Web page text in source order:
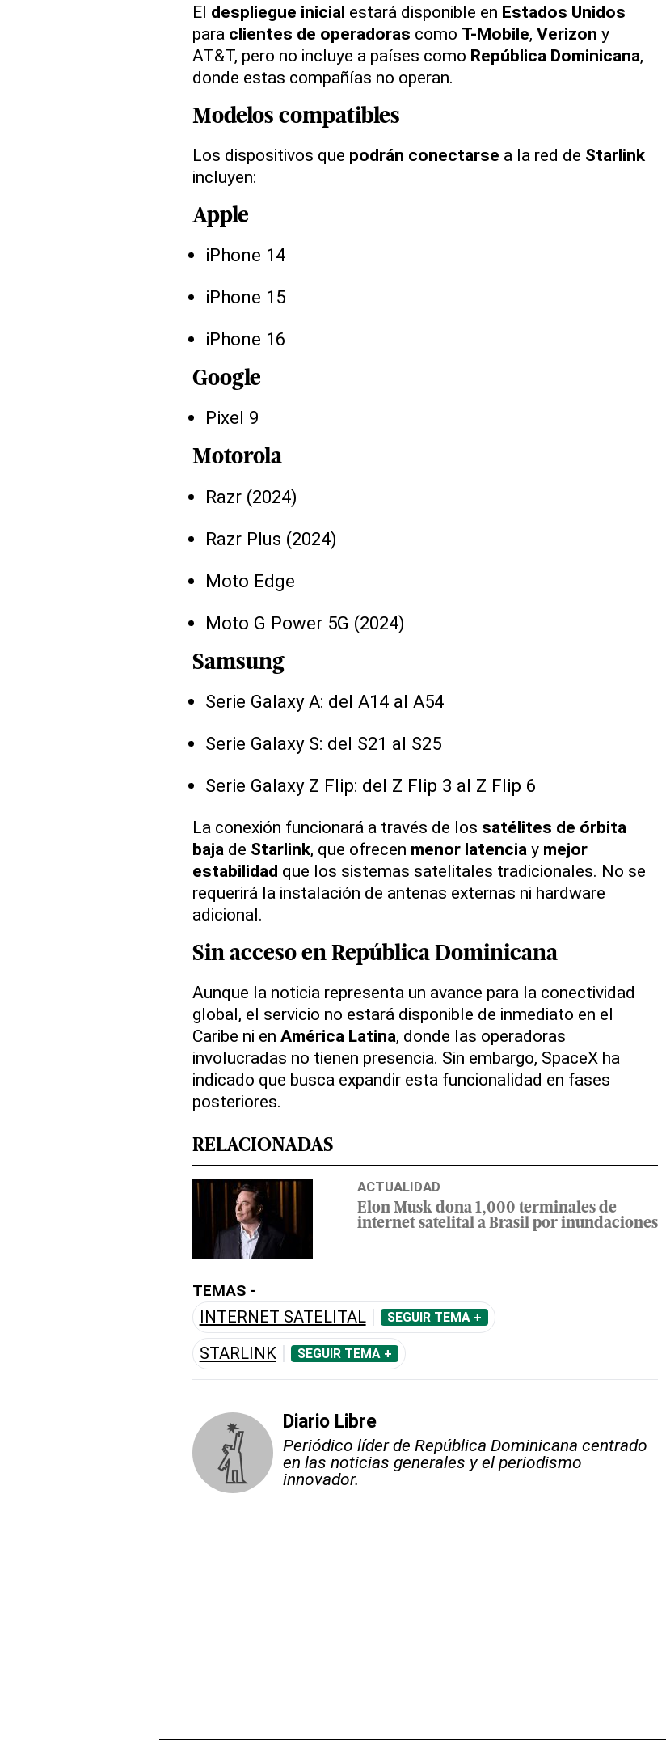
El despliegue inicial estará disponible en Estados Unidos
para clientes de operadoras como T-Mobile, Verizon y
AT&T, pero no incluye a países como República Dominicana,
donde estas compañías no operan.
Modelos compatibles
Los dispositivos que podrán conectarse a la red de Starlink
incluyen:
Apple
iPhone 14
iPhone 15
iPhone 16
Google
Pixel 9
Motorola
Razr (2024)
Razr Plus (2024)
Moto Edge
Moto G Power 5G (2024)
Samsung
Serie Galaxy A: del A14 al A54
Serie Galaxy S: del S21 al S25
Serie Galaxy Z Flip: del Z Flip 3 al Z Flip 6
La conexión funcionará a través de los satélites de órbita
baja de Starlink, que ofrecen menor latencia y mejor
estabilidad que los sistemas satelitales tradicionales. No se
requerirá la instalación de antenas externas ni hardware
adicional.
Sin accesoen República Dominicana
Aunque la noticia representa un avance para la conectividad
global, el servicio no estará disponible de inmediato en el
Caribe ni en América Latina, donde las operadoras
involucradas no tienen presencia. Sin embargo, SpaceX ha
indicado que busca expandir esta funcionalidad en fases
posteriores.
RELACIONADAS
ACTUALIDAD
Elon Musk dona 1,000 terminales de
internet satelital a Brasil por inundaciones
TEMAS -
INTERNET SATELITAL SEGUIR TEMA +
STARLINK SEGUIR TEMA +
Diario Libre
Periódico líder de República Dominicana centrado
en las noticias generales y el periodismo
innovador.